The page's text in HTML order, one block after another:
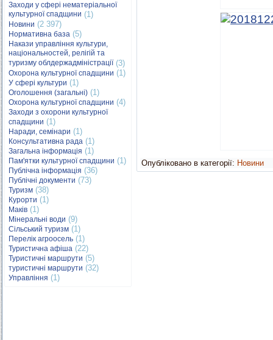
Заходи у сфері нематеріальної
культурної спадщини (1)
Новини (2 397)
Нормативна база (5)
Накази управління культури,
національностей, релігій та
туризму облдержадміністрації(3)
Охорона культурної спадщини (1)
У сфері культури (1)
Оголошення (загальні) (1)
Охорона культурної спадщини (4)
Заходи з охорони культурної
спадщини (1)
Наради, семінари (1)
Консультативна рада (1)
Загальна інформація (1)
Пам'ятки культурної спадщини (1)
Публічна інформація (36)
Публічні документи (73)
Туризм (38)
Курорти (1)
Маків (1)
Мінеральні води (9)
Сільський туризм (1)
Перелік агроосель (1)
Туристична афіша (22)
Туристичні маршрути (5)
туристичні маршрути (32)
Управління (1)
Опубліковано в категорії: Новини